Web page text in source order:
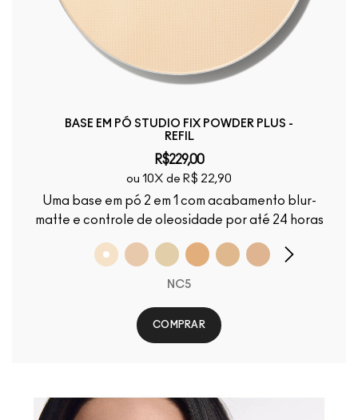
BASE EM PÓ STUDIO FIX POWDER PLUS -
REFIL
R$229,00
ou 10X de R$ 22,90
Uma base em pó 2 em 1 com acabamento blur-
matte e controle de oleosidade por até 24 horas
NC5
COMPRAR